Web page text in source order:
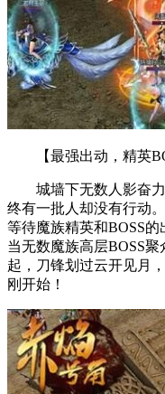
【最强出动，精英
城墙下无数人影奋力
终有一批人却没有行动
等待魔族精英和BOSS的
当无数魔族高层BOSS
起，刀锋划过云开见月
刚开始！